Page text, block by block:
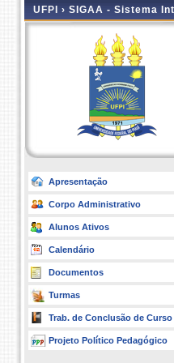
UFPI › SIGAA - Sistema
Apresentação
Corpo Administrativo
Alunos Ativos
Calendário
Documentos
Turmas
Trab. de Conclusão de Curso
Projeto Político Pedagógico